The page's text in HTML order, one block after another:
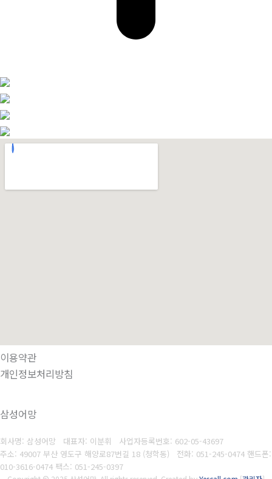
이용약관
개인정보처리방침
삼성어망
회사명: 삼성어망 대표자: 이분휘 사업자등록번호: 602-05-43697
주소: 49007 부산 영도구 해양로87번길 18 (청학동) 전화: 051-245-0474 핸드폰:
010-3616-0474 팩스: 051-245-0397